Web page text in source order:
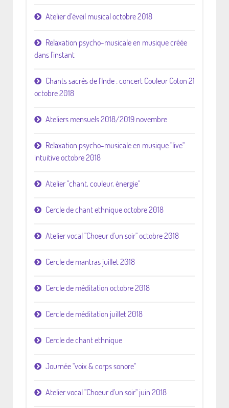
Atelier d'éveil musical octobre 2018
Relaxation psycho-musicale en musique créée
dans l'instant
Chants sacrés de l'Inde : concert Couleur Coton 21
octobre 2018
Ateliers mensuels 2018/2019 novembre
Relaxation psycho-musicale en musique "live"
intuitive octobre 2018
Atelier "chant, couleur, énergie"
Cercle de chant ethnique octobre 2018
Atelier vocal "Choeur d'un soir" octobre 2018
Cercle de mantras juillet 2018
Cercle de méditation octobre 2018
Cercle de méditation juillet 2018
Cercle de chant ethnique
Journée "voix & corps sonore"
Atelier vocal "Choeur d'un soir" juin 2018